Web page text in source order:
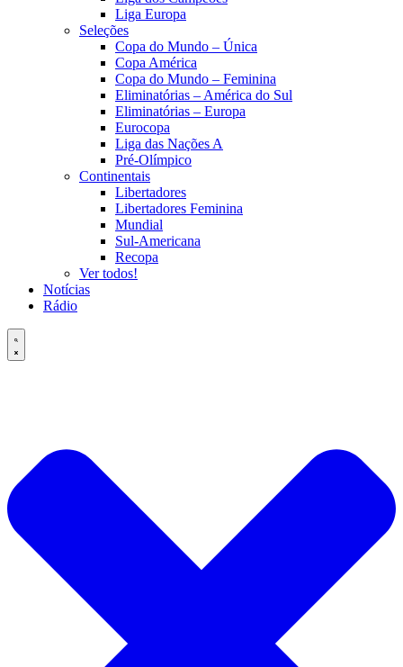
Liga Europa
Seleções
Copa do Mundo – Única
Copa América
Copa do Mundo – Feminina
Eliminatórias – América do Sul
Eliminatórias – Europa
Eurocopa
Liga das Nações A
Pré-Olímpico
Continentais
Libertadores
Libertadores Feminina
Mundial
Sul-Americana
Recopa
Ver todos!
Notícias
Rádio